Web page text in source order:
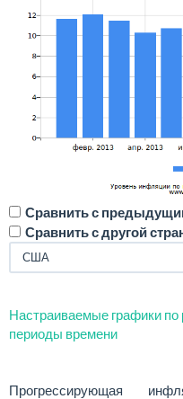
Сравнить с
Сравнить с другой
Настраиваемые графики
периоды времени
Прогрессирующая